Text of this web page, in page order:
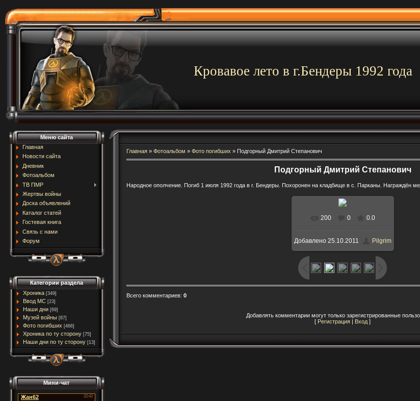
Кровавое лето в г.Бендеры 1992 года
Меню сайта
Главная
Новости сайта
Дневник
Фотоальбом
ТВ ПМР
Жертвы войны
Доска объявлений
Каталог статей
Гостевая книга
Связь с нами
Форум
Категории раздела
Хроника [349]
Ввод МC [23]
Наши дни [69]
Музей войны [87]
Фото погибших [466]
Хроника по ту сторону [75]
Наши дни по ту сторону [13]
Мини-чат
Главная » Фотоальбом » Фото погибших » Подгорный Дмитрий Степанович
Подгорный Дмитрий Степанович
Народное ополчение. Погиб 1 июля 1992 года в г. Бендеры. Похоронен на кладбище в с. Парканы. Награждён
200 0 0.0
Добавлено25.10.2011 Pilgrim
Всего комментариев: 0
Добавлять комментарии могут только зарегистрированные
[ Регистрация | Вход ]